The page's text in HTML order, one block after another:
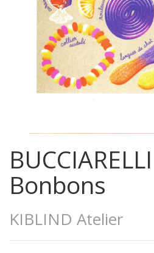
Bonbons
KIBLIND Atelier